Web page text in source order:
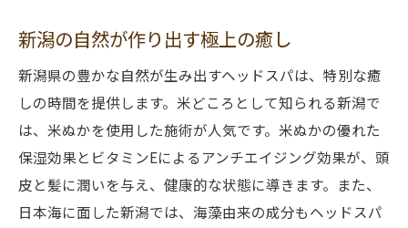
新潟の自然が作り出す極上の癒し
新潟県の豊かな自然が生み出すヘッドスパは、特別な癒
しの時間を提供します。米どころとして知られる新潟で
は、米ぬかを使用した施術が人気です。米ぬかの優れた
保湿効果とビタミンEによるアンチエイジング効果が、頭
皮と髪に潤いを与え、健康的な状態に導きます。また、
日本海に面した新潟では、海藻由来の成分もヘッドスパ